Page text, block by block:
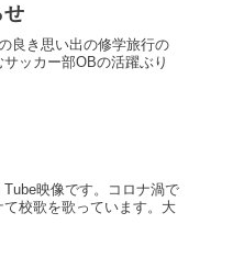
せ
良き思い出の修学旅行の
ッカー部OBの活躍ぶり
映像です。コロナ渦で
校歌を歌っています。大